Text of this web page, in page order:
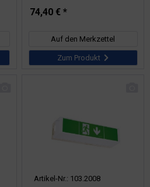
74,40 € *
Auf den Merkzettel
Zum Produkt
Artikel-Nr.: 103.2008